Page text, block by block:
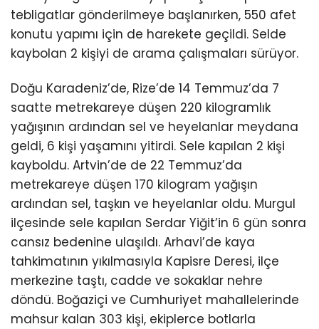
tebligatlar gönderilmeye başlanırken, 550 afet
konutu yapımı için de harekete geçildi. Selde
kaybolan 2 kişiyi de arama çalışmaları sürüyor.
Doğu Karadeniz’de, Rize’de 14 Temmuz’da 7
saatte metrekareye düşen 220 kilogramlık
yağışının ardından sel ve heyelanlar meydana
geldi, 6 kişi yaşamını yitirdi. Sele kapılan 2 kişi
kayboldu. Artvin’de de 22 Temmuz’da
metrekareye düşen 170 kilogram yağışın
ardından sel, taşkın ve heyelanlar oldu. Murgul
ilçesinde sele kapılan Serdar Yiğit’in 6 gün sonra
cansız bedenine ulaşıldı. Arhavi’de kaya
tahkimatının yıkılmasıyla Kapisre Deresi, ilçe
merkezine taştı, cadde ve sokaklar nehre
döndü. Boğaziçi ve Cumhuriyet mahallelerinde
mahsur kalan 303 kişi, ekiplerce botlarla